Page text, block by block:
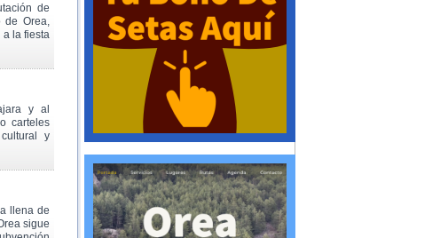
de
Orea,
la fiesta
y al
carteles
y
llena de
sigue